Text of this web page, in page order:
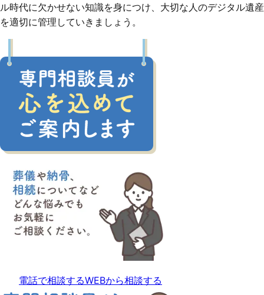
ル時代に欠かせない知識を身につけ、大切な人のデジタル遺産
を適切に管理していきましょう。
電話で相談するWEBから相談する